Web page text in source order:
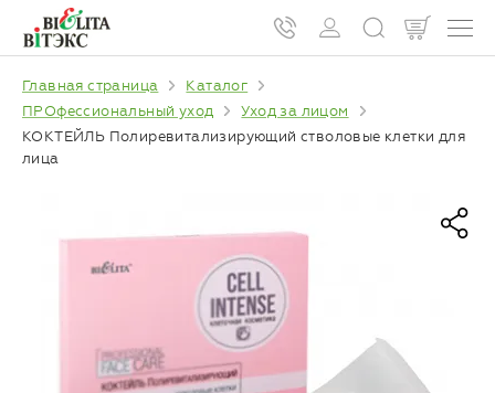
Главная страница
Каталог
ПРОфессиональный уход
Уход за лицом
КОКТЕЙЛЬ Полиревитализирующий стволовые клетки для
лица